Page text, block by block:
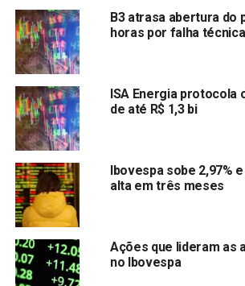
Imagem: Aplicativo caixa, aviso de
A Caixa informou que já liberou mais de
auxílio emergencialpara cerca de 31
pessoas, e foram registrados mais de
cadastros no aplicativo.
Já foram transferidos R$ 31,2 bilhões
irão atender, até o final do mês, incluindo
B3 atrasa abertura do
horas por falha técnica
ISA Energia protocola
de até R$ 1,3 bi
Ibovespa sobe 2,97%
alta em três meses
Ações que lideram as
no Ibovespa